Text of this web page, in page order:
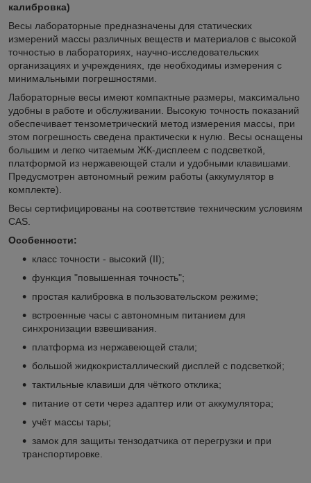
калибровка)
Весы лабораторные предназначены для статических
измерений массы различных веществ и материалов с высокой
точностью в лабораториях, научно-исследовательских
организациях и учреждениях, где необходимы измерения с
минимальными погрешностями.
Лабораторные весы имеют компактные размеры, максимально
удобны в работе и обслуживании. Высокую точность показаний
обеспечивает тензометрический метод измерения массы, при
этом погрешность сведена практически к нулю. Весы оснащены
большим и легко читаемым ЖК-дисплеем с подсветкой,
платформой из нержавеющей стали и удобными клавишами.
Предусмотрен автономный режим работы (аккумулятор в
комплекте).
Весы сертифицированы на соответствие техническим условиям
CAS.
Особенности:
класс точности - высокий (II);
функция "повышенная точность";
простая калибровка в пользовательском режиме;
встроенные часы с автономным питанием для
синхронизации взвешивания.
платформа из нержавеющей стали;
большой жидкокристаллический дисплей с подсветкой;
тактильные клавиши для чёткого отклика;
питание от сети через адаптер или от аккумулятора;
учёт массы тары;
замок для защиты тензодатчика от перегрузки и при
транспортировке.